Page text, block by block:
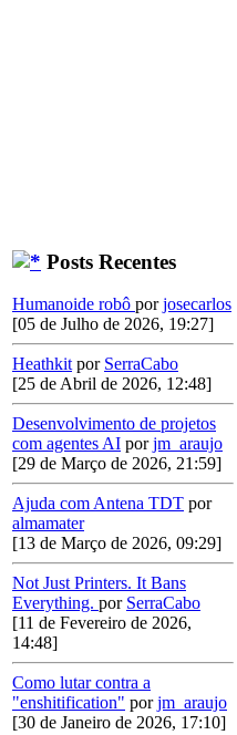
Posts Recentes
Humanoide robô porjosecarlos
[05 de Julho de 2026, 19:27]
Heathkit por SerraCabo
[25 de Abril de 2026, 12:48]
Desenvolvimento de projetos
com agentes AI porjm_araujo
[29 de Março de 2026, 21:59]
Ajuda com Antena TDT por
almamater
[13 de Março de 2026, 09:29]
Not Just Printers. It Bans
Everything. por SerraCabo
[11 de Fevereiro de 2026,
14:48]
Como lutar contra a
"enshitification" porjm_araujo
[30 de Janeiro de 2026, 17:10]